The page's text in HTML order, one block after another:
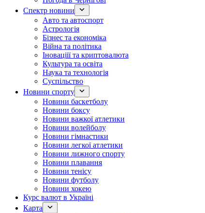
Спектр новини
Авто та автоспорт
Астрологія
Бізнес та економіка
Війна та політика
Іноваціії та криптовалюта
Культура та освіта
Наука та технологія
Суспільство
Новини спорту
Новини баскетболу
Новини боксу
Новини важкої атлетики
Новини волейболу
Новини гімнастики
Новини легкої атлетики
Новини лижного спорту
Новини плавання
Новини тенісу
Новини футболу
Новини хокею
Курс валют в Україні
Карта